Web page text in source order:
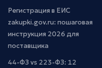
Регистрация в ЕИС
zakupki.gov.ru: пошаговая
инструкция 2026 для
поставщика
44-ФЗ vs 223-ФЗ: 12